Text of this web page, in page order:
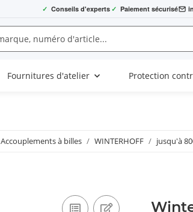
✓ Conseils d'experts ✓ Paiement sécurisé
Fournitures d'atelier Protection
Accouplements à billes WINTERHOFF jusqu'à